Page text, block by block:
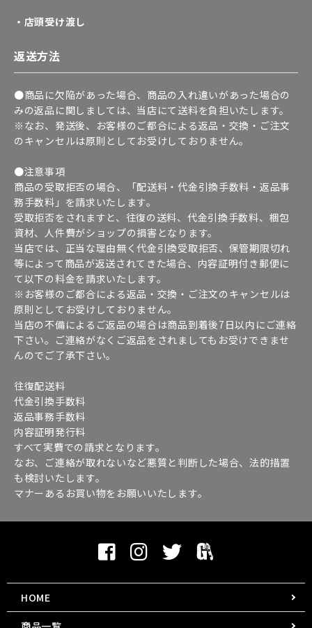
・店頭受け渡し
返送方法
●商品に欠陥があった場合、商品の入れ違いがあった場合の
みの返品に関しましては、当店にて送料を負担いたします。
※なお、発送後、お客様のご都合による返品・交換・ご注文
のキャンセルは原則としてお受けしておりません。
●注意事項
商品の受取拒否の場合、「配送料・代金引換手数料・返品事
務手数料」を請求いたします。
受取拒否をされますと、往復の送料、代金引換手数料、梱包
資材、人件費がショップの損害となります。
当店では、正当な理由無く代金引換受取拒否、保管期限切れ
等によって商品が返送されてきた場合、内容証明付き郵便に
て以下の料金を請求いたします。
※お客様のご都合による返品・交換・ご注文のキャンセルは
原則としてお受けしておりません。
当店の不備によるご返品の場合は商品到着後7日以内にご連絡
下さい。ご連絡がなくご返品をされましてもお受けできませ
んのでご了承下さい。
往復配送料
代金引換手数料
返品事務手数料
内容証明発行料
すべて実費での請求となります。
なお、ご連絡が取れないなど悪質と判断した場合、法的措置
も検討いたします。
マナーあるお買い物をお願いいたします。
HOME